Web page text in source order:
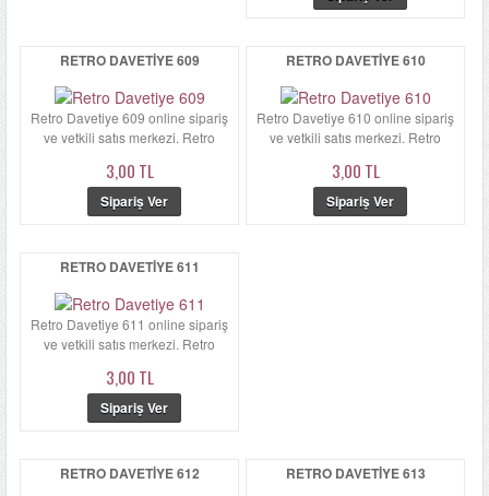
RETRO DAVETIYE 609
Retro Davetiye 609 online sipariş
ve yetkili satış merkezi. Retro
3,00 TL
RETRO DAVETIYE 610
Retro Davetiye 610 online sipariş
ve yetkili satış merkezi. Retro
3,00 TL
RETRO DAVETIYE 611
Retro Davetiye 611 online sipariş
ve yetkili satış merkezi. Retro
3,00 TL
RETRO DAVETIYE 612 RETRO DAVETIYE 613